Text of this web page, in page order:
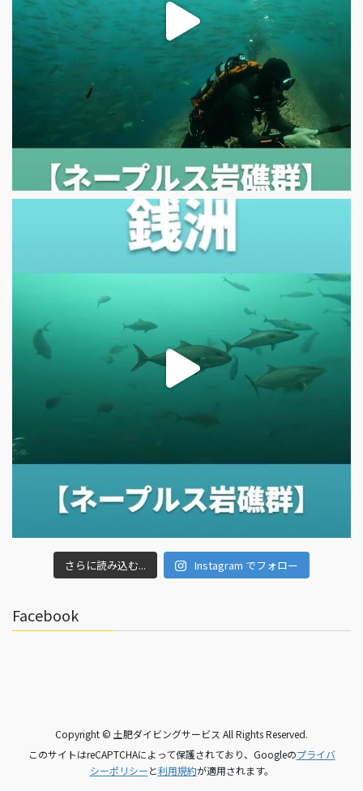
さらに読み込む... Instagram でフォロー
Facebook
Copyright © 土肥ダイビングサービス All Rights Reserved.
このサイトはreCAPTCHAによって保護されており、Googleのプライバ
シーポリシーと利用規約が適用されます。